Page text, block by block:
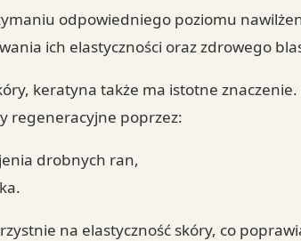
odpowiedniego poziomu
ich elastyczności oraz zdrowego
keratyna także ma istotne
regeneracyjne poprzez:
drobnych ran,
na elastyczność skóry, co